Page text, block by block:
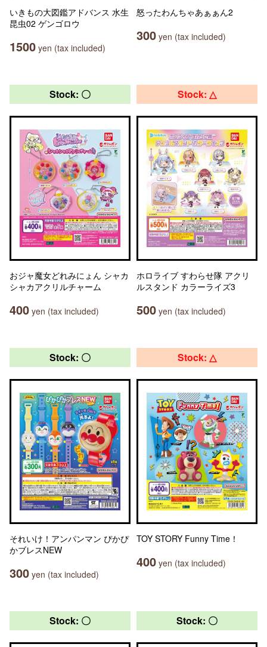
いきもの大図鑑アドバンス 水生
昆虫02 ゲンゴロウ
1500 yen (tax included)
怒ったわんちゃあぁぁん2
300 yen (tax included)
Stock: 〇
おジャ魔女どれみにょん シャカ
シャカアクリルチャーム
400 yen (tax included)
Stock: △
ホロライブ すわらせ隊 アクリ
ルスタンド カラーライズ3
500 yen (tax included)
Stock: 〇
それいけ！アンパンマン ぴかぴ
かブレスNEW
300 yen (tax included)
Stock: △
TOY STORY Funny Time！
400 yen (tax included)
Stock: 〇 Stock: 〇